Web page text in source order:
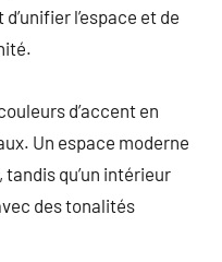
l’espace et de
d’accent en
Un espace moderne
qu’un intérieur
des tonalités